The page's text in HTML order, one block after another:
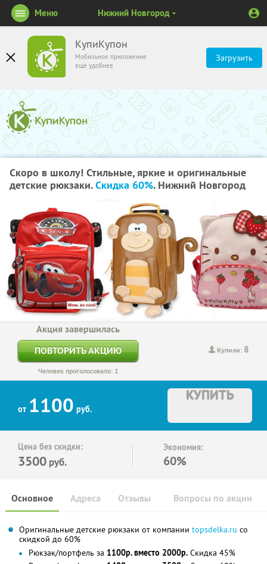
КупиКупон
Мобильное приложение
ещё удобнее
Загрузить
Меню Нижний Новгород
Скоро в школу! Стильные, яркие и оригинальные
детские рюкзаки.Скидка 60%. Нижний Новгород
Купили: 8
Акция завершилась
ПОВТОРИТЬ АКЦИЮ
Человек проголосовало: 1
от 1100 руб.
КУПИТЬ
Цена без скидки:
3500 руб.
Экономия:
60%
Основное Отзывы Вопросы по акции
Адреса
Оригинальные детские рюкзаки от компании topsdelka.ru со
скидкой до 60%
Рюкзак/портфель за 1100р. вместо 2000р. Скидка 45%